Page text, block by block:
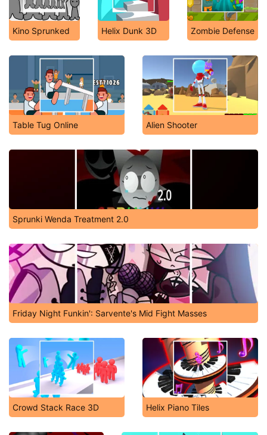
Kino Sprunked Helix Dunk 3D Zombie Defense
Table Tug Online Alien Shooter
Sprunki Wenda Treatment 2.0
Friday Night Funkin': Sarvente's Mid Fight Masses
Crowd Stack Race 3D Helix Piano Tiles